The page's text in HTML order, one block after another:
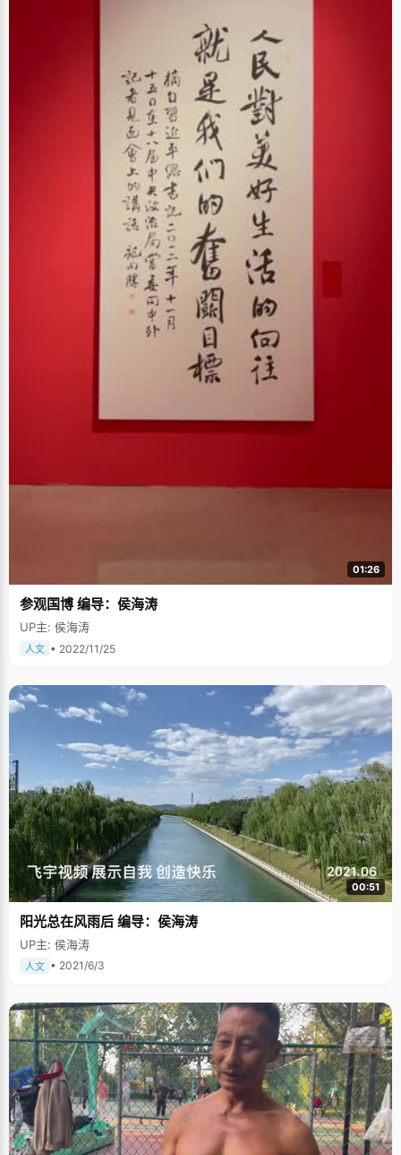
01:26
参观国博 编导：侯海涛
UP主: 侯海涛
人文 • 2022/11/25
00:51
阳光总在风雨后 编导：侯海涛
UP主: 侯海涛
人文 • 2021/6/3